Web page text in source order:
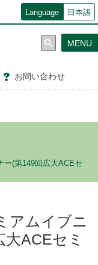
Language 日本語
お問い合わせ
MENU
ー(第149回広大ACEセ
アムイブニ
ACEセミ